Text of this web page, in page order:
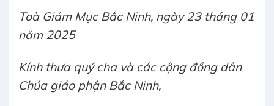
Toà Giám Mục Bắc Ninh, ngày 23 tháng 01
năm 2025
Kính thưa quý cha và các cộng đồng dân
Chúa giáo phận Bắc Ninh,